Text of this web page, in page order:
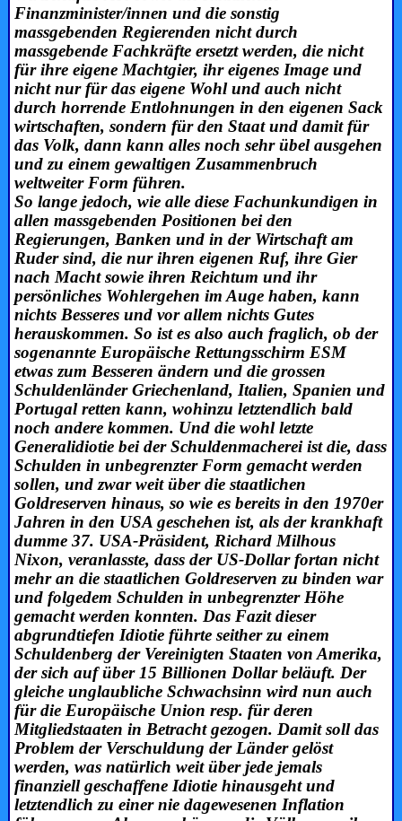
Finanzminister/innen und die sonstig
massgebenden Regierenden nicht durch
massgebende Fachkräfte ersetzt werden, die nicht
für ihre eigene Machtgier, ihr eigenes Image und
nicht nur für das eigene Wohl und auch nicht
durch horrende Entlohnungen in den eigenen Sack
wirtschaften, sondern für den Staat und damit für
das Volk, dann kann alles noch sehr übel ausgehen
und zu einem gewaltigen Zusammenbruch
weltweiter Form führen.
So lange jedoch, wie alle diese Fachunkundigen in
allen massgebenden Positionen bei den
Regierungen, Banken und in der Wirtschaft am
Ruder sind, die nur ihren eigenen Ruf, ihre Gier
nach Macht sowie ihren Reichtum und ihr
persönliches Wohlergehen im Auge haben, kann
nichts Besseres und vor allem nichts Gutes
herauskommen. So ist es also auch fraglich, ob der
sogenannte Europäische Rettungsschirm ESM
etwas zum Besseren ändern und die grossen
Schuldenländer Griechenland, Italien, Spanien und
Portugal retten kann, wohinzu letztendlich bald
noch andere kommen. Und die wohl letzte
Generalidiotie bei der Schuldenmacherei ist die, dass
Schulden in unbegrenzter Form gemacht werden
sollen, und zwar weit über die staatlichen
Goldreserven hinaus, so wie es bereits in den 1970er
Jahren in den USA geschehen ist, als der krankhaft
dumme 37. USA-Präsident, Richard Milhous
Nixon, veranlasste, dass der US-Dollar fortan nicht
mehr an die staatlichen Goldreserven zu binden war
und folgedem Schulden in unbegrenzter Höhe
gemacht werden konnten. Das Fazit dieser
abgrundtiefen Idiotie führte seither zu einem
Schuldenberg der Vereinigten Staaten von Amerika,
der sich auf über 15 Billionen Dollar beläuft. Der
gleiche unglaubliche Schwachsinn wird nun auch
für die Europäische Union resp. für deren
Mitgliedstaaten in Betracht gezogen. Damit soll das
Problem der Verschuldung der Länder gelöst
werden, was natürlich weit über jede jemals
finanziell geschaffene Idiotie hinausgeht und
letztendlich zu einer nie dagewesenen Inflation